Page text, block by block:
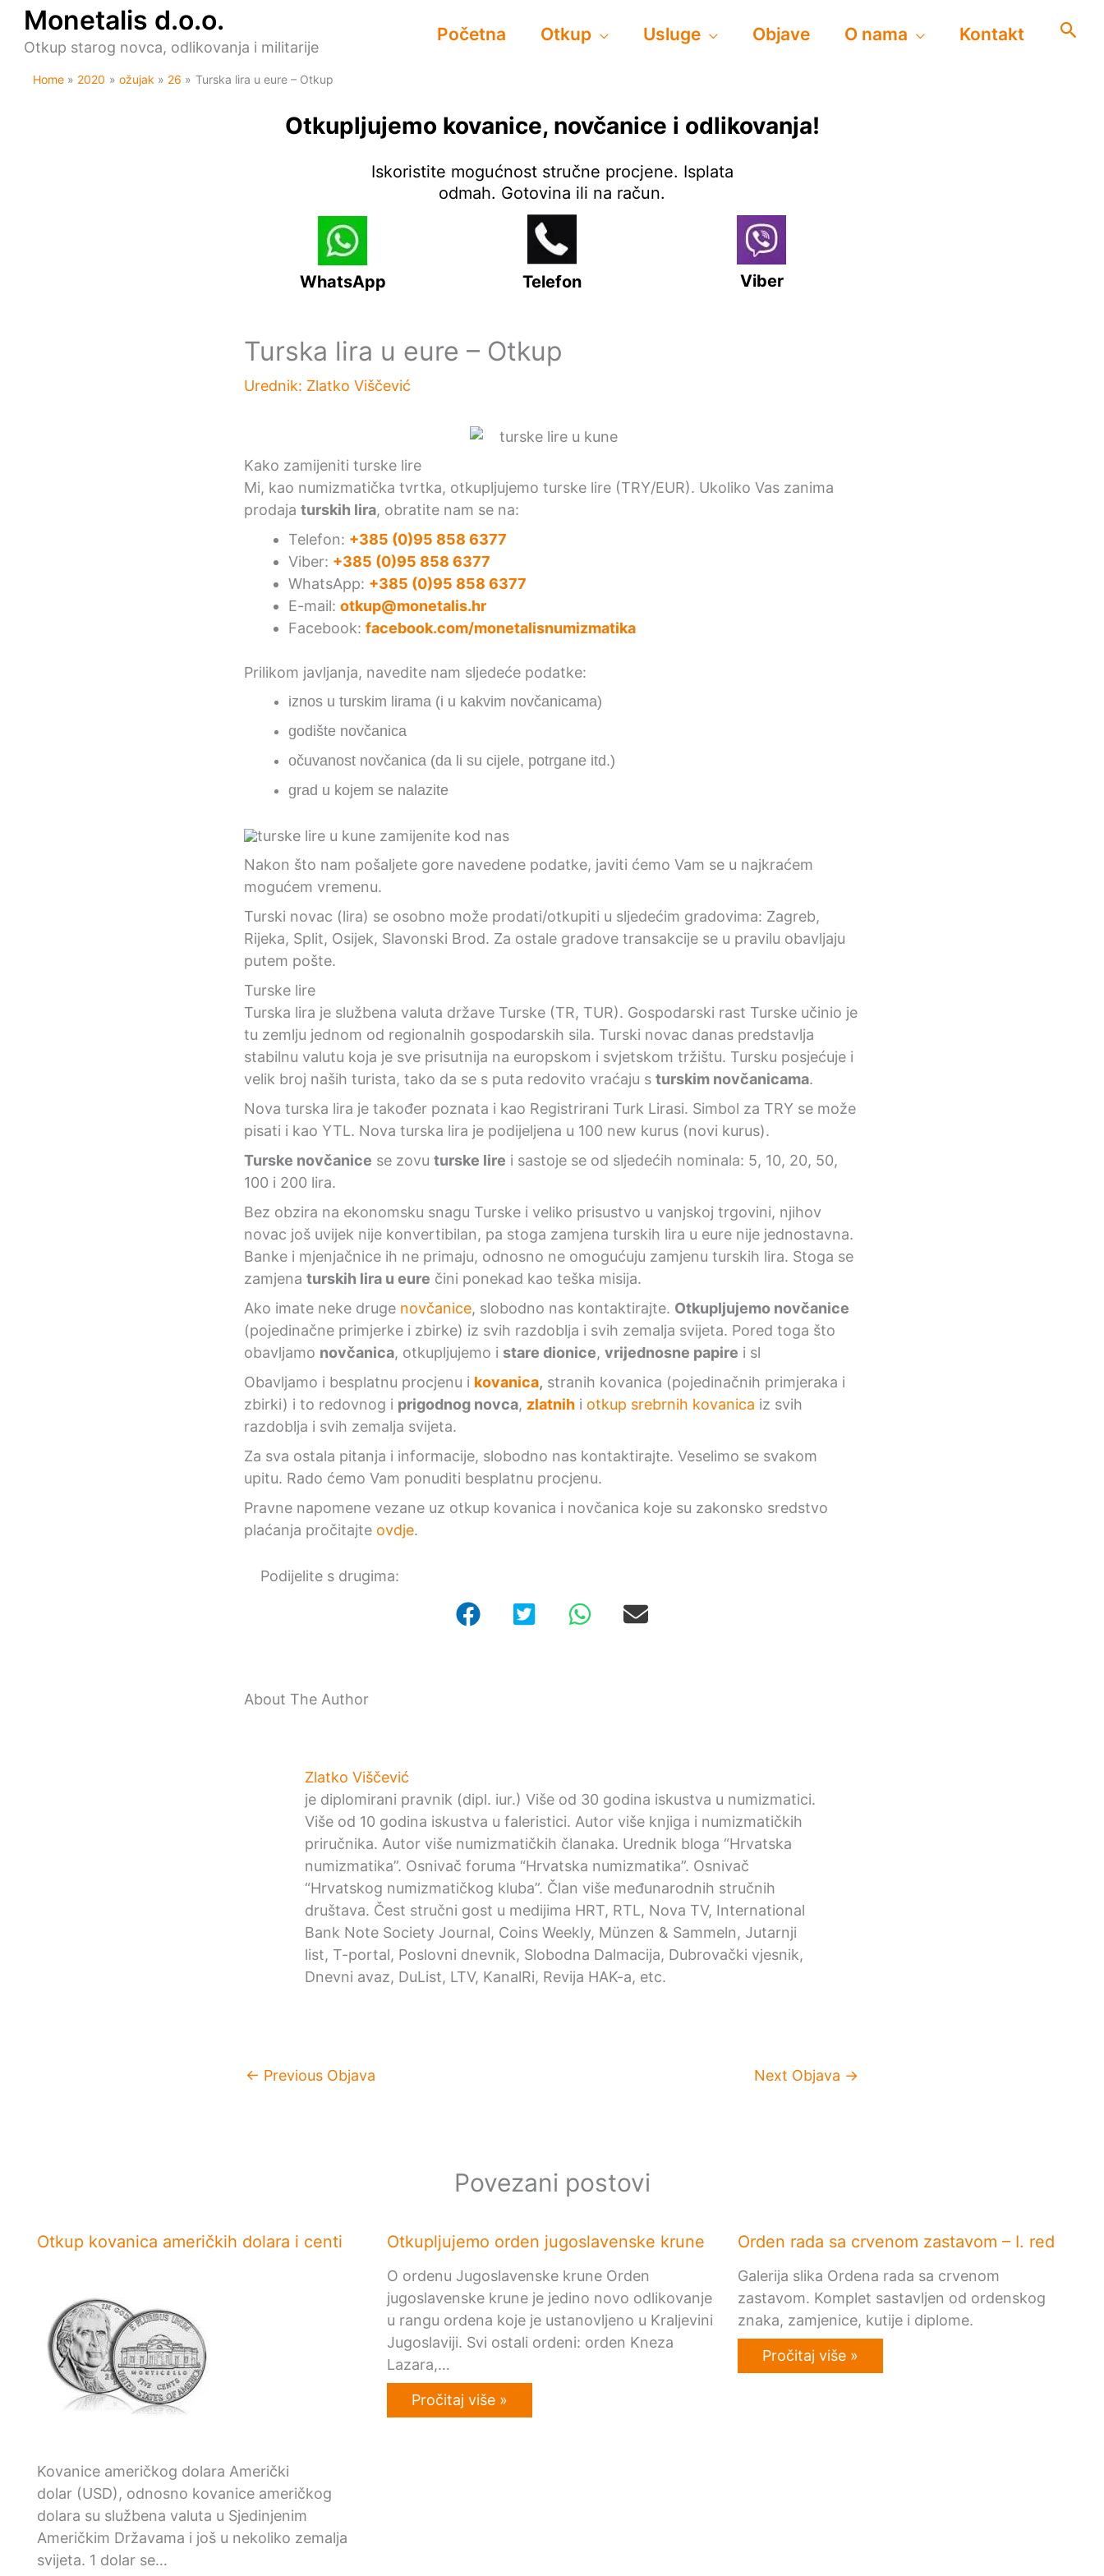
content
Monetalis d.o.o.
Otkup starog novca, odlikovanja i militarije
Početna Otkup Usluge Objave O nama Kontakt
Home 2020 ožujak 26 Turska lira u eure – Otkup
Otkupljujemo kovanice, novčanice i odlikovanja!
Iskoristite mogućnost stručne procjene. Isplata
odmah. Gotovina ili na račun.
WhatsApp Viber
Telefon
Turska lira u eure – Otkup
Urednik: Zlatko Viščević
Kako zamijeniti turske lire
Mi, kao numizmatička tvrtka, otkupljujemo turske lire (TRY/EUR). Ukoliko Vas zanima
prodaja turskih lira, obratite nam se na:
Telefon: +385 (0)95 858 6377
Viber: +385 (0)95 858 6377
WhatsApp: +385 (0)95 858 6377
E-mail: otkup@monetalis.hr
Facebook: facebook.com/monetalisnumizmatika
Prilikom javljanja, navedite nam sljedeće podatke:
iznos u turskim lirama (i u kakvim novčanicama)
godište novčanica
očuvanost novčanica (da li su cijele, potrgane itd.)
grad u kojem se nalazite
Nakon što nam pošaljete gore navedene podatke, javiti ćemo Vam se u najkraćem
mogućem vremenu.
Turski novac (lira) se osobno može prodati/otkupiti u sljedećim gradovima: Zagreb,
Rijeka, Split, Osijek, Slavonski Brod. Za ostale gradove transakcije se u pravilu obavljaju
putem pošte.
Turske lire
Turska lira je službena valuta države Turske (TR, TUR). Gospodarski rast Turske učinio je
tu zemlju jednom od regionalnih gospodarskih sila. Turski novac danas predstavlja
stabilnu valutu koja je sve prisutnija na europskom i svjetskom tržištu. Tursku posjećuje i
velik broj naših turista, tako da se s puta redovito vraćaju s turskim novčanicama.
Nova turska lira je također poznata i kao Registrirani Turk Lirasi. Simbol za TRY se može
pisati i kao YTL. Nova turska lira je podijeljena u 100 new kurus (novi kurus).
Turske novčanice se zovu turske lire i sastoje se od sljedećih nominala: 5, 10, 20, 50,
100 i 200 lira.
Bez obzira na ekonomsku snagu Turske i veliko prisustvo u vanjskoj trgovini, njihov
novac još uvijek nije konvertibilan, pa stoga zamjena turskih lira u eure nije jednostavna.
Banke i mjenjačnice ih ne primaju, odnosno ne omogućuju zamjenu turskih lira. Stoga se
zamjena turskih lira u eure čini ponekad kao teška misija.
Ako imate neke druge novčanice, slobodno nas kontaktirajte. Otkupljujemo novčanice
(pojedinačne primjerke i zbirke) iz svih razdoblja i svih zemalja svijeta. Pored toga što
obavljamo novčanica, otkupljujemo i stare dionice, vrijednosne papire i sl
Obavljamo i besplatnu procjenu i kovanica, stranih kovanica (pojedinačnih primjeraka i
zbirki) i to redovnog i prigodnog novca, zlatnih i otkup srebrnih kovanica iz svih
razdoblja i svih zemalja svijeta.
Za sva ostala pitanja i informacije, slobodno nas kontaktirajte. Veselimo se svakom
upitu. Rado ćemo Vam ponuditi besplatnu procjenu.
Pravne napomene vezane uz otkup kovanica i novčanica koje su zakonsko sredstvo
plaćanja pročitajte ovdje.
Podijelite s drugima:
About The Author
Zlatko Viščević
je diplomirani pravnik (dipl. iur.) Više od 30 godina iskustva u numizmatici.
Više od 10 godina iskustva u faleristici. Autor više knjiga i numizmatičkih
priručnika. Autor više numizmatičkih članaka. Urednik bloga “Hrvatska
numizmatika”. Osnivač foruma “Hrvatska numizmatika”. Osnivač
“Hrvatskog numizmatičkog kluba”. Član više međunarodnih stručnih
društava. Čest stručni gost u medijima HRT, RTL, Nova TV, International
Bank Note Society Journal, Coins Weekly, Münzen & Sammeln, Jutarnji
list, T-portal, Poslovni dnevnik, Slobodna Dalmacija, Dubrovački vjesnik,
Dnevni avaz, DuList, LTV, KanalRi, Revija HAK-a, etc.
← Previous Objava Next Objava →
Povezani postovi
Otkup kovanica američkih dolara i centi
Kovanice američkog dolara Američki
dolar (USD), odnosno kovanice američkog
dolara su službena valuta u Sjedinjenim
Američkim Državama i još u nekoliko zemalja
svijeta. 1 dolar se…
Otkupljujemo orden jugoslavenske krune
O ordenu Jugoslavenske krune Orden
jugoslavenske krune je jedino novo odlikovanje
u rangu ordena koje je ustanovljeno u Kraljevini
Jugoslaviji. Svi ostali ordeni: orden Kneza
Lazara,…
Pročitaj više »
Orden rada sa crvenom zastavom – I. red
Galerija slika Ordena rada sa crvenom
zastavom. Komplet sastavljen od ordenskog
znaka, zamjenice, kutije i diplome.
Pročitaj više »